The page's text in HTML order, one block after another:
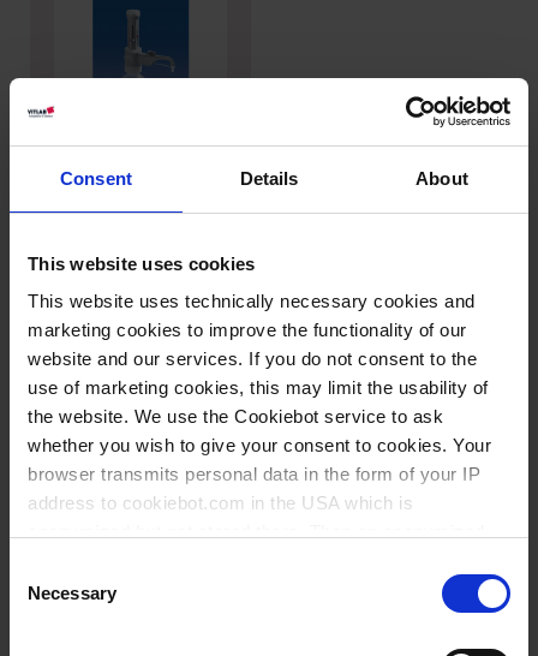
Consent Details About
This website uses cookies
This website uses technically necessary cookies and
marketing cookies to improve the functionality of our
website and our services. If you do not consent to the
use of marketing cookies, this may limit the usability of
the website. We use the Cookiebot service to ask
whether you wish to give your consent to cookies. Your
browser transmits personal data in the form of your IP
address to cookiebot.com in the USA which is
follow your cookie preferences for future page visits. The
privacy level in the USA does not correspond to EU
standards, and it cannot be excluded that US authorities
Selection
Necessary
VITLAB® TA²
Ver Todos
Accesorios para Dosificadores